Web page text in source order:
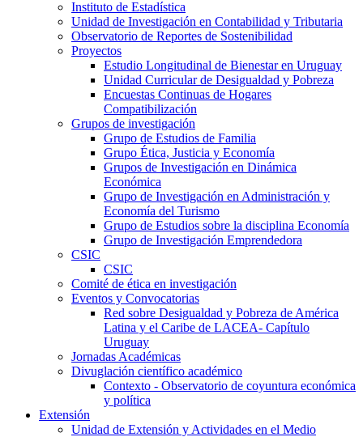
Instituto de Estadística
Unidad de Investigación en Contabilidad y Tributaria
Observatorio de Reportes de Sostenibilidad
Proyectos
Estudio Longitudinal de Bienestar en Uruguay
Unidad Curricular de Desigualdad y Pobreza
Encuestas Continuas de Hogares
Compatibilización
Grupos de investigación
Grupo de Estudios de Familia
Grupo Ética, Justicia y Economía
Grupos de Investigación en Dinámica
Económica
Grupo de Investigación en Administración y
Economía del Turismo
Grupo de Estudios sobre la disciplina Economía
Grupo de Investigación Emprendedora
CSIC
CSIC
Comité de ética en investigación
Eventos y Convocatorias
Red sobre Desigualdad y Pobreza de América
Latina y el Caribe de LACEA- Capítulo
Uruguay
Jornadas Académicas
Divuglación científico académico
Contexto - Observatorio de coyuntura económica
y política
Extensión
Unidad de Extensión y Actividades en el Medio